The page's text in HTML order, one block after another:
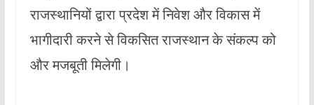
राजस्थानियों द्वारा प्रदेश में निवेश और विकास में
भागीदारी करने से विकसित राजस्थान के संकल्प को
और मजबूती मिलेगी।